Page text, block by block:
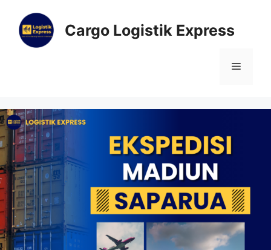
Cargo Logistik Express